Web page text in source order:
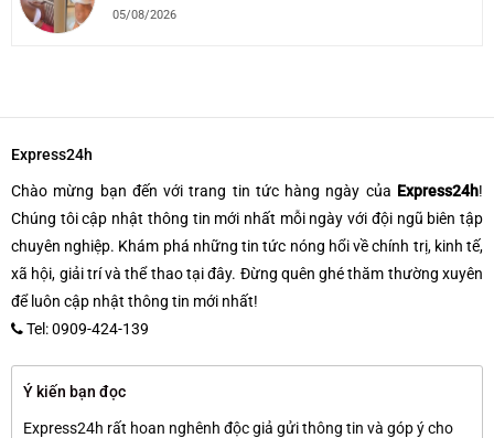
05/08/2026
Express24h
Chào mừng bạn đến với trang tin tức hàng ngày của Express24h!
Chúng tôi cập nhật thông tin mới nhất mỗi ngày với đội ngũ biên tập
chuyên nghiệp. Khám phá những tin tức nóng hổi về chính trị, kinh tế,
xã hội, giải trí và thể thao tại đây. Đừng quên ghé thăm thường xuyên
để luôn cập nhật thông tin mới nhất!
Tel: 0909-424-139
Ý kiến bạn đọc
Express24h rất hoan nghênh độc giả gửi thông tin và góp ý cho